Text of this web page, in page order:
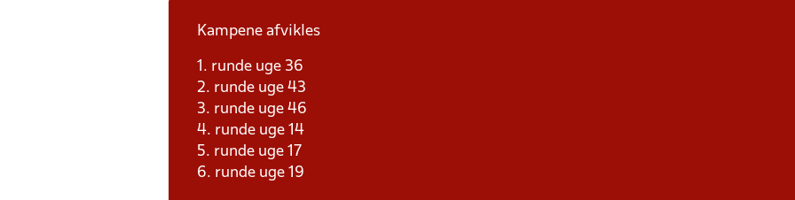
Kampene afvikles
1. runde uge 36
2. runde uge 43
3. runde uge 46
4. runde uge 14
5. runde uge 17
6. runde uge 19